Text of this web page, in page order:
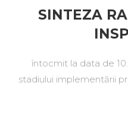
SINTEZA
întocmit la data de
stadiului implementării